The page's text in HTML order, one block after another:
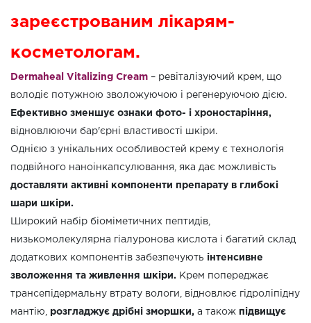
зареєстрованим лікарям-
косметологам.
Dermaheal Vitalizing Cream – ревіталізуючий крем, що
володіє потужною зволожуючою і регенеруючою дією.
Ефективно зменшує ознаки фото- і хроностаріння,
відновлюючи бар'єрні властивості шкіри.
Однією з унікальних особливостей крему є технологія
подвійного наноінкапсулювання, яка дає можливість
доставляти активні компоненти препарату в глибокі
шари шкіри.
Широкий набір біоміметичних пептидів,
низькомолекулярна гіалуронова кислота і багатий склад
додаткових компонентів забезпечують інтенсивне
зволоження та живлення шкіри. Крем попереджає
трансепідермальну втрату вологи, відновлює гідроліпідну
мантію, розгладжує дрібні зморшки, а також підвищує